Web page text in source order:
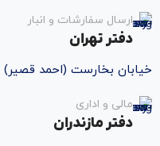
ارسال سفارشات و انبار
دفتر تهران
خیابان بخارست (احمد قصیر) -
مالی و اداری
دفتر مازندران